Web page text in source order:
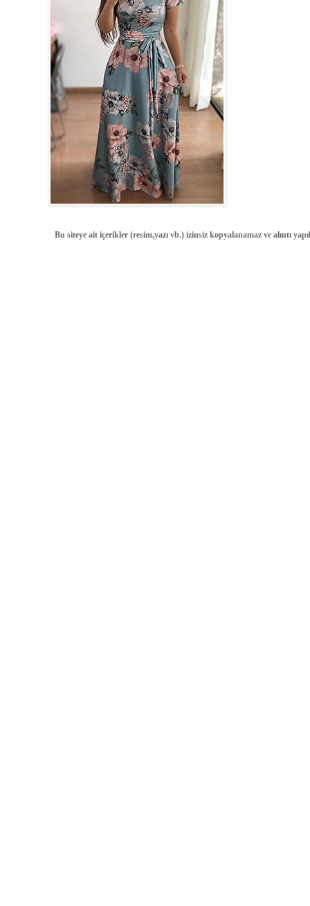
Bu siteye ait içerikler (resim,yazı vb.) izinsiz kopyalanamaz ve alıntı